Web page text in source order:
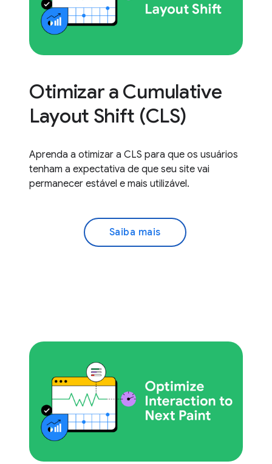
Otimizar a Cumulative
Layout Shift (CLS)
Aprenda a otimizar a CLS para que os usuários
tenham a expectativa de que seu site vai
permanecer estável e mais utilizável.
Saiba mais